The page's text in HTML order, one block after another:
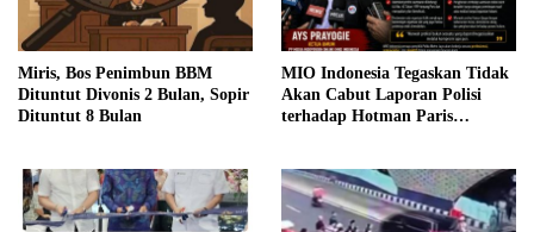
Miris, Bos Penimbun BBM
Dituntut Divonis 2 Bulan, Sopir
Dituntut 8 Bulan
MIO Indonesia Tegaskan Tidak
Akan Cabut Laporan Polisi
terhadap Hotman Paris